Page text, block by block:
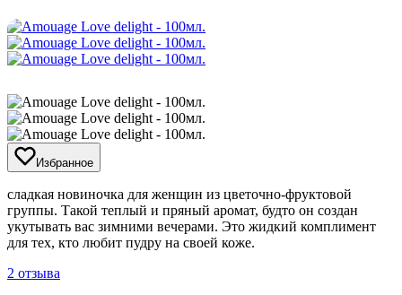
Избранное
сладкая новиночка для женщин из цветочно-фруктовой
группы. Такой теплый и пряный аромат, будто он создан
укутывать вас зимними вечерами. Это жидкий комплимент
для тех, кто любит пудру на своей коже.
2 отзыва